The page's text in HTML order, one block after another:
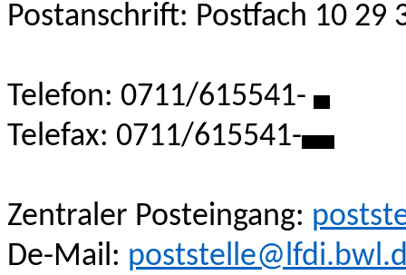
Postanschrift: Postfach 10 29
Telefon: 0711/615541- *
Telefax: 0711/615541-**
Zentraler Posteingang:
De-Mail: